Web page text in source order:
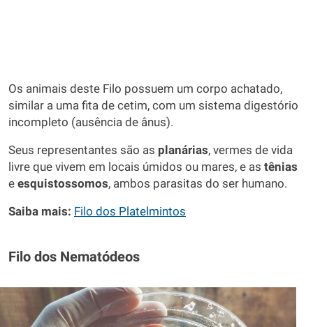
Os animais deste Filo possuem um corpo achatado,
similar a uma fita de cetim, com um sistema digestório
incompleto (ausência de ânus).
Seus representantes são as planárias, vermes de vida
livre que vivem em locais úmidos ou mares, e as tênias
e esquistossomos, ambos parasitas do ser humano.
Saiba mais: Filo dos Platelmintos
Filo dos Nematódeos